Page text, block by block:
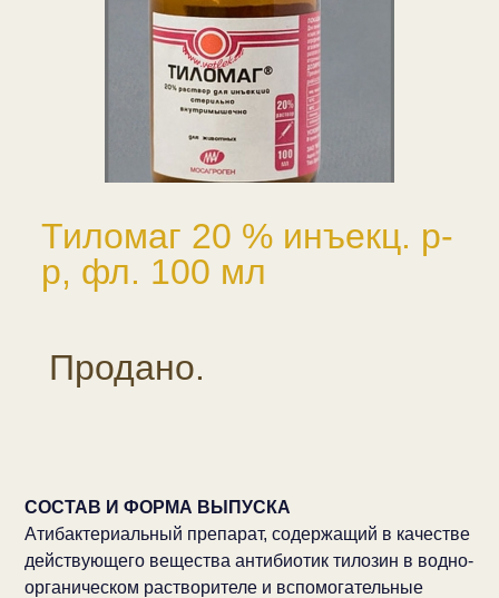
Тиломаг 20 % инъекц. р-
р, фл. 100 мл
Продано.
СОСТАВ И ФОРМА ВЫПУСКА
Атибактериальный препарат, содержащий в качестве
действующего вещества антибиотик тилозин в водно-
органическом растворителе и вспомогательные